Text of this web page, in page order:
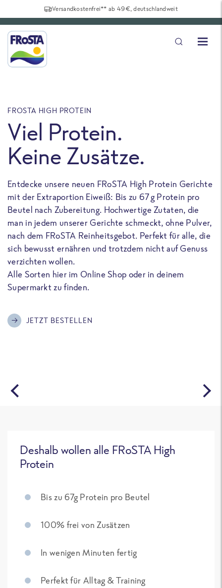
Versandkostenfrei** ab 49€, deutschlandweit
FROSTA HIGH PROTEIN
Viel Protein.
Keine Zusätze.
Entdecke unsere neuen FRoSTA High Protein Gerichte
mit der Extraportion Eiweiß: Bis zu 67 g Protein pro
Beutel nach Zubereitung. Hochwertige Zutaten, die
man in jedem unserer Gerichte schmeckt, ohne Pulver,
nach dem FRoSTA Reinheitsgebot. Perfekt für alle, die
sich bewusst ernähren und trotzdem nicht auf Genuss
verzichten wollen.
Alle Sorten hier im Online Shop oder in deinem
Supermarkt zu finden.
JETZT BESTELLEN
Deshalb wollen alle FRoSTA High
Protein
Bis zu 67g Protein pro Beutel
100% frei von Zusätzen
In wenigen Minuten fertig
Perfekt für Alltag & Training